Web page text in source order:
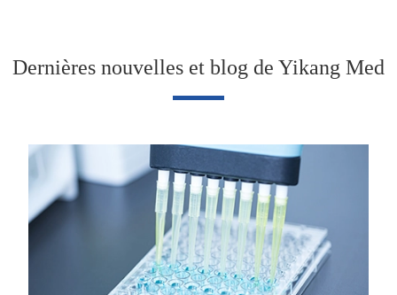
Dernières nouvelles et blog de Yikang Med